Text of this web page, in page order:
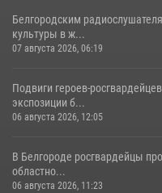
Белгородским
культуры в ж...
07 августа 2026, 06:19
Подвиги
экспозиции б...
06 августа 2026, 12:05
В Белгороде росгвардейцы
областно...
06 августа 2026, 11:23